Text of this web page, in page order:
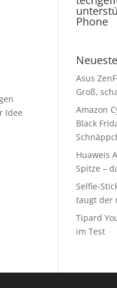
Idee
Phone
Asus
Groß,
Amazon
Black
Huaweis
Spitze –
Selfie-
taugt der
Tipard
im Test